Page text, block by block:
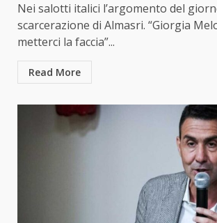
Nei salotti italici l’argomento del
scarcerazione di Almasri. “Giorgia
metterci la faccia”...
Read More